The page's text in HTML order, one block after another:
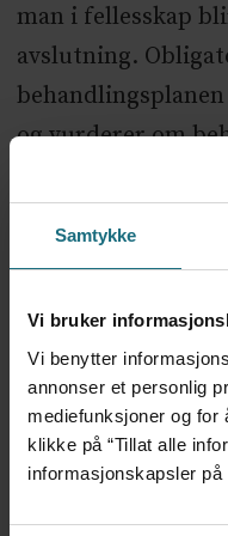
Samtykke
Vi bruker
Vi benytter
annonser et personlig
mediefunksjoner og for
klikke på “Tillat alle
informasjonskapsler
man i fellesskap
avslutning.
og vurderer om
eller om man må
Systematisk bruk
hjelper oss til
grunnlag for å
2019.